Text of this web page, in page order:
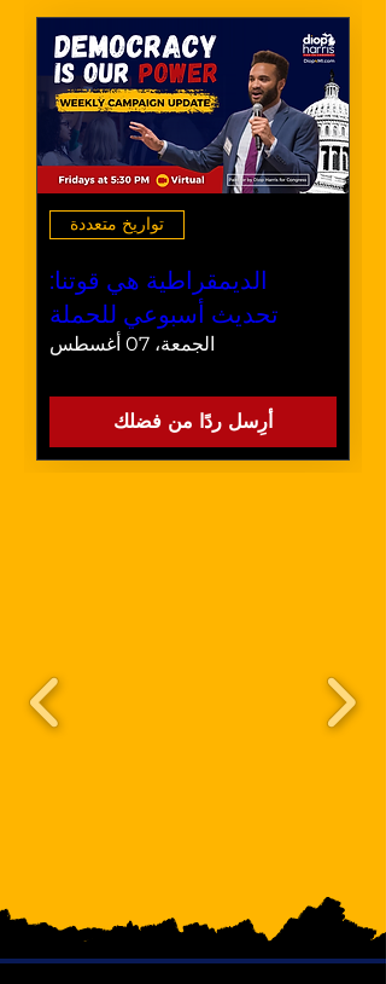
تواريخ متعددة
الديمقراطية هي قوتنا:
تحديث أسبوعي للحملة
الجمعة، 07 أغسطس
أرِسل ردًا من فضلك